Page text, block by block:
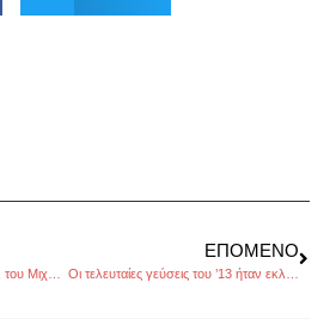
ΕΠΌΜΕΝΟ